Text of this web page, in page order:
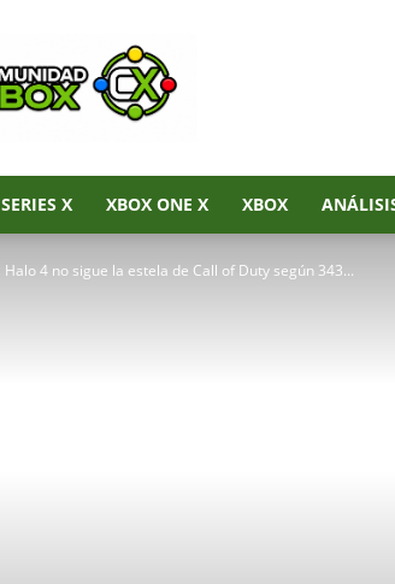
Noticias
de
Xbox
Series
Xbox
One
360
SERIES X XBOX ONE X XBOX
Halo 4 no sigue la estela de Call of Duty según 343...